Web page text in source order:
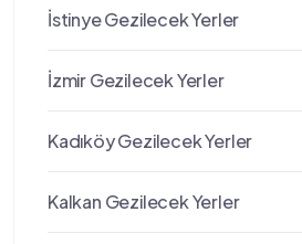
İstinye Gezilecek Yerler
İzmir Gezilecek Yerler
Kadıköy Gezilecek Yerler
Kalkan Gezilecek Yerler